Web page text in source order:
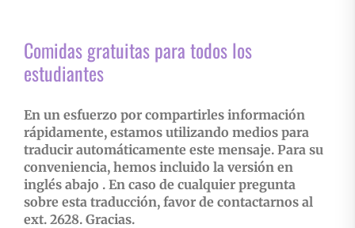
Comidas gratuitas para todos los
estudiantes
En un esfuerzo por compartirles información
rápidamente, estamos utilizando medios para
traducir automáticamente este mensaje. Para su
conveniencia, hemos incluido la versión en
inglés abajo . En caso de cualquier pregunta
sobre esta traducción, favor de contactarnos al
ext. 2628. Gracias.